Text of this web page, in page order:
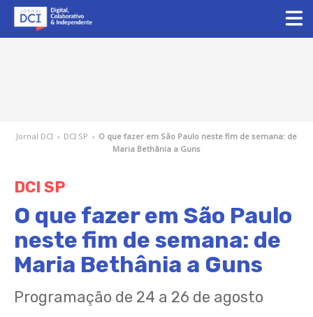
Jornal DCI › DCI SP › O que fazer em São Paulo neste fim de semana: de
Maria Bethânia a Guns
DCI SP
O que fazer em São Paulo
neste fim de semana: de
Maria Bethânia a Guns
Programação de 24 a 26 de agosto